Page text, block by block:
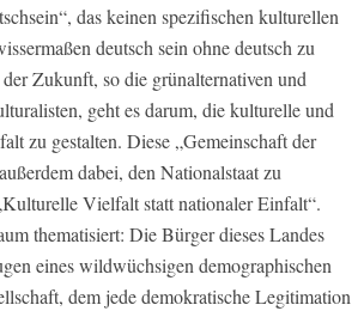
das keinen spezifischen kulturellen
deutsch sein ohne deutsch zu
Zukunft, so die grünalternativen und
geht es darum, die kulturelle und
zu gestalten. Diese „Gemeinschaft der
dabei, den Nationalstaat zu
Vielfalt statt nationaler Einfalt“.
thematisiert: Die Bürger dieses Landes
eines wildwüchsigen demographischen
dem jede demokratische Legitimation